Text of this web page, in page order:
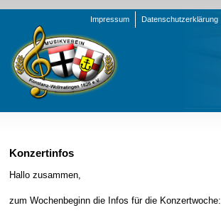
Navigation
Impressum Datenschutzerklärung
Verein
Vorstand
Team Jugend
Orchester
Stammorchester
Nachrichten
Konzertinfos
Hallo zusammen,
zum Wochenbeginn die Infos für die Konzertwoche: